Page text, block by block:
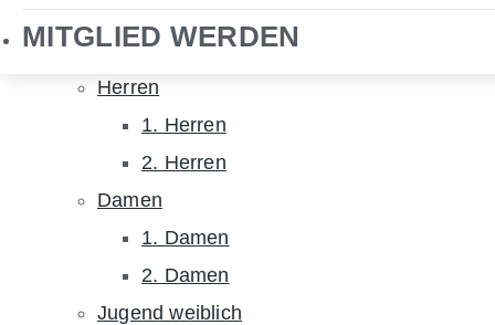
NHTC TV
Hockey
Herren
1. Herren
2. Herren
Damen
1. Damen
2. Damen
Jugend weiblich
MITGLIED WERDEN